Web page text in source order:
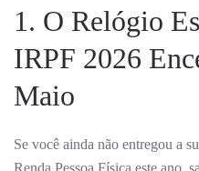
1. O Relógio
IRPF 2026
Maio
Se você ainda não entregou a
Renda Pessoa Física este ano,